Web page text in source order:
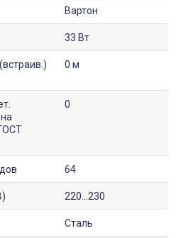
Вартон
33 Вт
0 м
0
64
220...230
Сталь